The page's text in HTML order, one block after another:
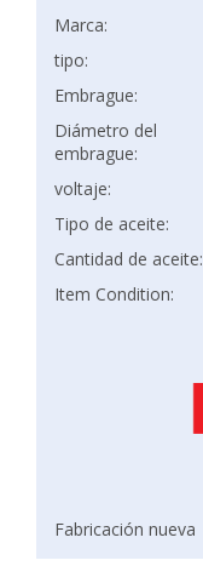
Marca:
tipo:
Embrague:
Diámetro del
embrague:
voltaje:
Tipo de aceite:
Cantidad de aceite:
Item Condition:
Fabricación nueva